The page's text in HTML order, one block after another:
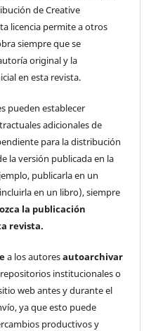
de Creative
licencia permite a otros
siempre que se
original y la
en esta revista.
pueden establecer
adicionales de
para la distribución
la versión publicada en la
publicarla en un
en un libro), siempre
la publicación
revista.
a los autoresautoarchivar
institucionales o
web antes y durante el
ya que esto puede
productivos y